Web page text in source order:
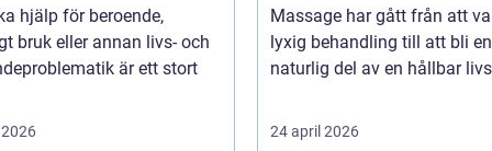
hjälp för beroende,
bruk eller annan livs- och
är ett stort
Massage har gått från att
lyxig behandling till att bli en
naturlig del av en hållbar
24 april 2026